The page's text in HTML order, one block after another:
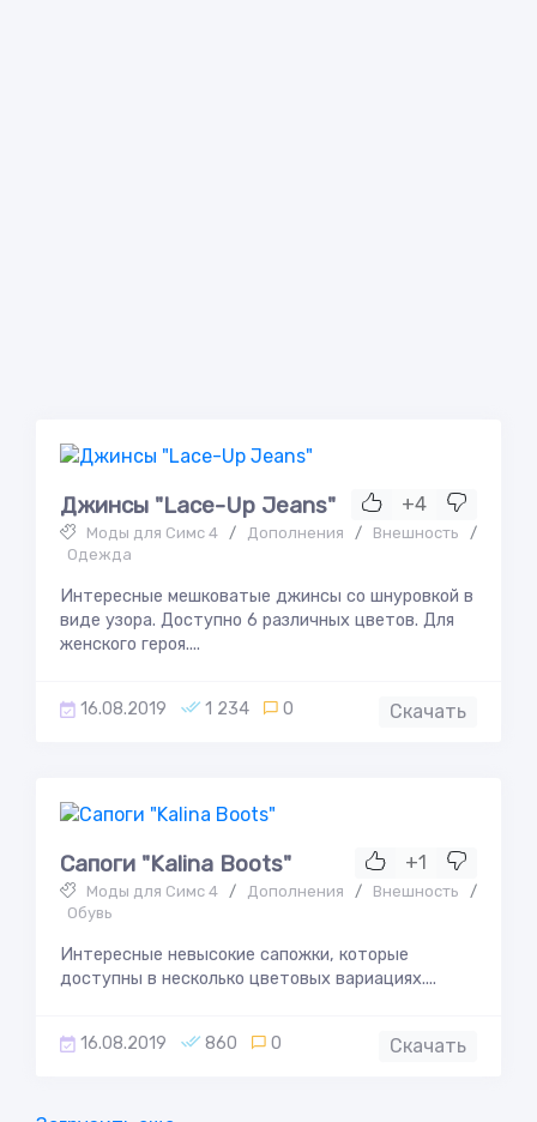
+4
Джинсы "Lace-Up Jeans"
Моды для Симс 4 / Дополнения / Внешность
/
Одежда
Интересные мешковатые джинсы со шнуровкой в
виде узора. Доступно 6 различных цветов. Для
женского героя....
16.08.2019 1 234 0 Скачать
+1
Сапоги "Kalina Boots"
Моды для Симс 4 / Дополнения / Внешность
/
Обувь
Интересные невысокие сапожки, которые
доступны в несколько цветовых вариациях....
16.08.2019 860 0 Скачать